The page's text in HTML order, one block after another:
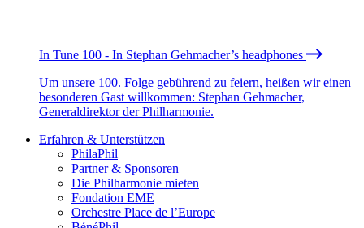
In Tune 100 - In Stephan Gehmacher’s headphones
Um unsere 100. Folge gebührend zu feiern, heißen wir einen
besonderen Gast willkommen: Stephan Gehmacher,
Generaldirektor der Philharmonie.
Erfahren & Unterstützen
PhilaPhil
Partner & Sponsoren
Die Philharmonie mieten
Fondation EME
Orchestre Place de l’Europe